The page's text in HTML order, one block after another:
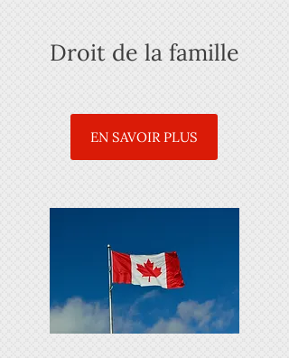
Droit de la famille
EN SAVOIR PLUS